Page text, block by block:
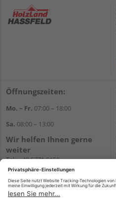
Öffnungszeiten:
Mo. – Fr. 07:00 – 18:00
Sa. 08:00 – 13:00
Wir helfen Ihnen gerne
weiter
Tel.:+49 5771 9150
E-Mail:info@holz-hassfeld.de
WhatsApp